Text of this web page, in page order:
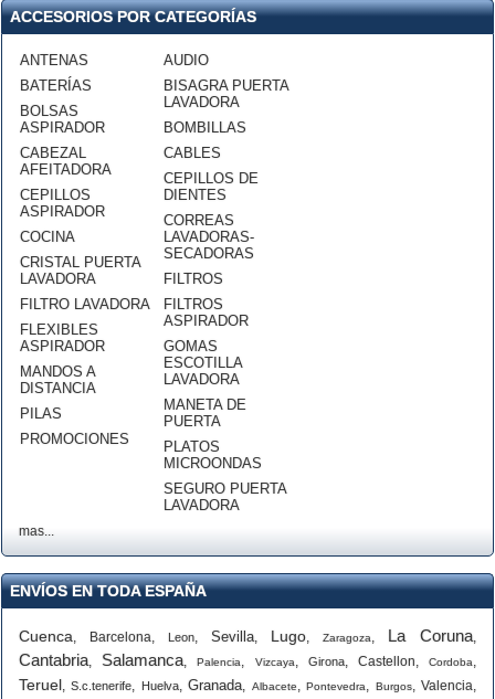
ACCESORIOS POR CATEGORÍAS
ANTENAS
BATERÍAS
BOLSAS
ASPIRADOR
CABEZAL
AFEITADORA
CEPILLOS
ASPIRADOR
COCINA
CRISTAL PUERTA
LAVADORA
FILTRO LAVADORA
FLEXIBLES
ASPIRADOR
MANDOS A
DISTANCIA
PILAS
PROMOCIONES
AUDIO
BISAGRA PUERTA
LAVADORA
BOMBILLAS
CABLES
CEPILLOS DE
DIENTES
CORREAS
LAVADORAS-
SECADORAS
FILTROS
FILTROS
ASPIRADOR
GOMAS
ESCOTILLA
LAVADORA
MANETA DE
PUERTA
PLATOS
MICROONDAS
SEGURO PUERTA
LAVADORA
mas...
ENVÍOS EN TODA ESPAÑA
Cuenca, Barcelona, Leon, Sevilla, Lugo, Zaragoza, La Coruna,
Cantabria, Salamanca,Palencia, Vizcaya, Girona, Castellon,Cordoba,
Teruel,S.c.tenerife, Huelva,Granada, Albacete,Pontevedra, Burgos,Valencia,